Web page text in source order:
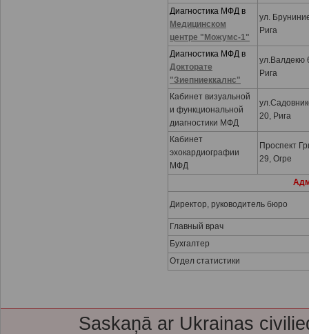
Диагностика МФД в
Медицинском
центре "Можумс-1"
ул.
Рига
Диагностика МФД в
Докторате
"Зиепниеккалнс"
ул.Валдекю
Рига
Кабинет визуальной
и функциональной
диагностики MФД
20, Рига
Кабинет
эхокардиографии
МФД
Проспект
29, Огре
Директор, руководитель бюро
Главный врач
Бухгалтер
Отдел статистики
Saskaņā ar Ukrainas